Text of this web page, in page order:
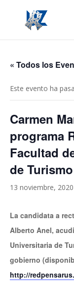
« Todos los
Este evento ha
Carmen
programa
Facultad
de Turismo
13 noviembre,
La candidata a
Alberto Anel,
Universitaria de
gobierno
http://